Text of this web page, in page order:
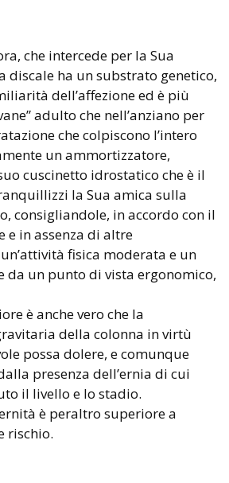
che intercede per la Sua
discale ha un substrato genetico,
dell’affezione ed è più
adulto che nell’anziano per
che colpiscono l’intero
un ammortizzatore,
cuscinetto idrostatico che è il
la Sua amica sulla
consigliandole, in accordo con il
e in assenza di altre
fisica moderata e un
da un punto di vista ergonomico,
è anche vero che la
della colonna in virtù
possa dolere, e comunque
presenza dell’ernia di cui
il livello e lo stadio.
è peraltro superiore a
rischio.